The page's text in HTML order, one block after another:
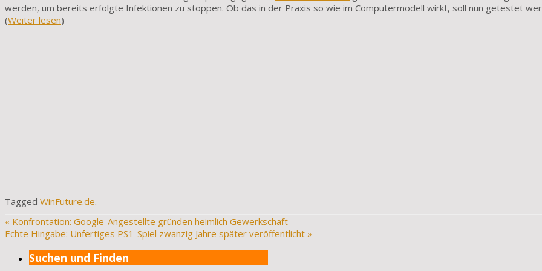
werden, um bereits erfolgte Infektionen zu stoppen. Ob das in der Praxis so wie im Computermodell wirkt, soll nun getestet
(Weiter lesen)
Tagged WinFuture.de.
« Konfrontation: Google-Angestellte gründen heimlich Gewerkschaft
Echte Hingabe: Unfertiges PS1-Spiel zwanzig Jahre später veröffentlicht »
Suchen und Finden